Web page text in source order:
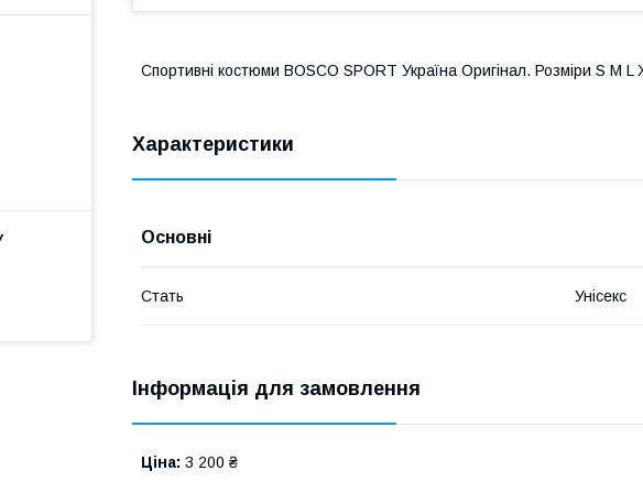
Спортивні костюми BOSCO SPORT Україна Оригінал. Розміри S M L
Характеристики
Основні
Стать Унісекс
Інформація для замовлення
Ціна: 3 200 ₴